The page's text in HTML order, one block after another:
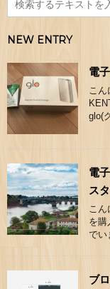
NEW ENTRY
電
こ
glo(
電
ス
こ
を購
でい
ブ